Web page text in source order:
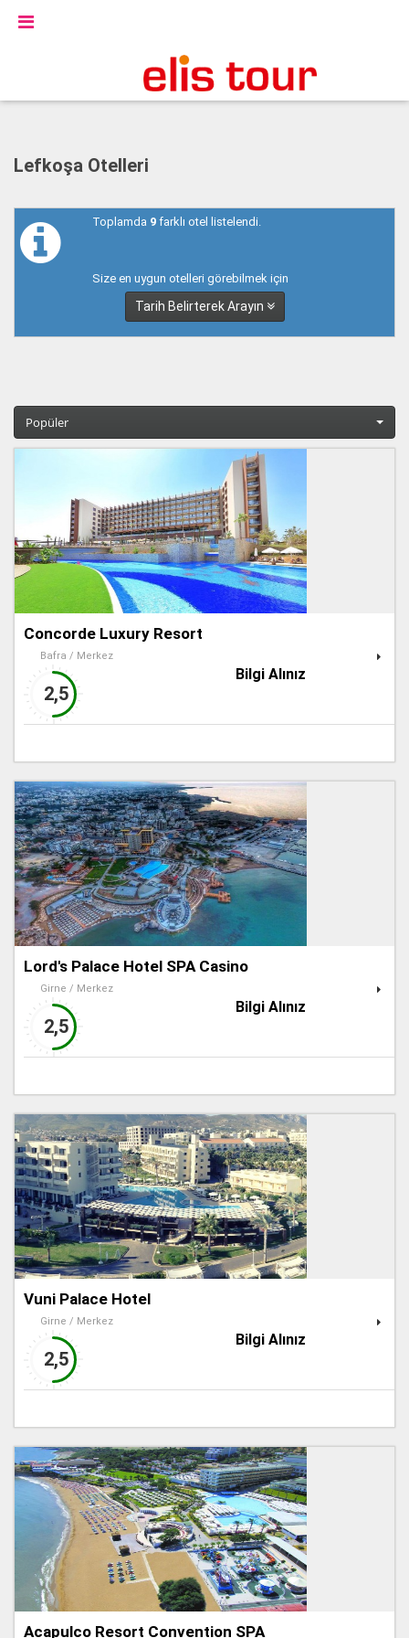
Lefkoşa Otelleri
Toplamda 9farklı otel listelendi.
Size en uygun otelleri görebilmek için
Tarih Belirterek Arayın
Popüler
Concorde Luxury Resort
Bafra / Merkez
2,5
Bilgi Alınız
Lord's Palace Hotel SPA Casino
Girne / Merkez
2,5
Bilgi Alınız
Vuni Palace Hotel
Girne / Merkez
2,5
Bilgi Alınız
Acapulco Resort Convention SPA